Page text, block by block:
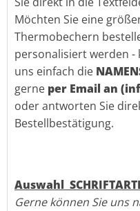
Möchten Sie eine
Thermobechern
personalisiert werden -
uns einfach die
gerne per Email an
oder antworten Sie
Bestellbestätigung.
Auswahl
Gerne können Sie uns